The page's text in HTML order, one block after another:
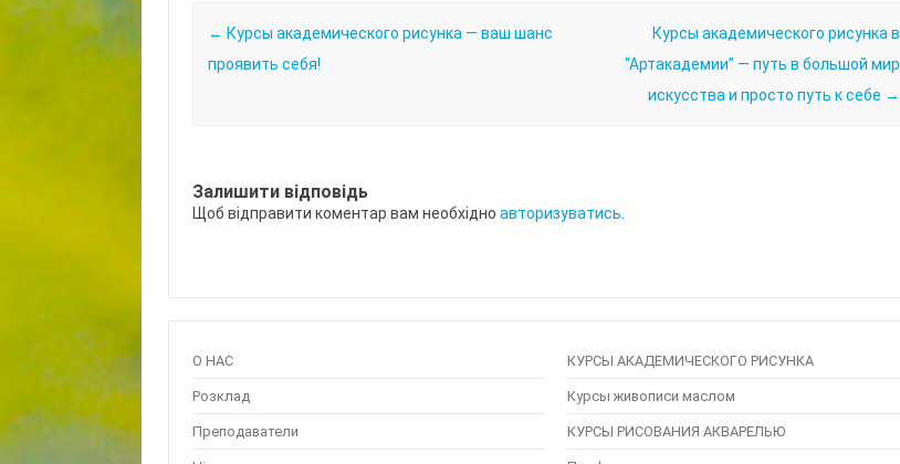
Post navigation
← Курсы академического рисунка — ваш шанс
проявить себя!
Курсы академического рисунка в
“Артакадемии” — путь в большой мир
искусства и просто путь к себе →
Залишити відповідь
Щоб відправити коментар вам необхідно авторизуватись
О НАС
Розклад
Преподаватели
КУРСЫ АКАДЕМИЧЕСКОГО РИСУНКА
Курсы живописи маслом
КУРСЫ РИСОВАНИЯ АКВАРЕЛЬЮ